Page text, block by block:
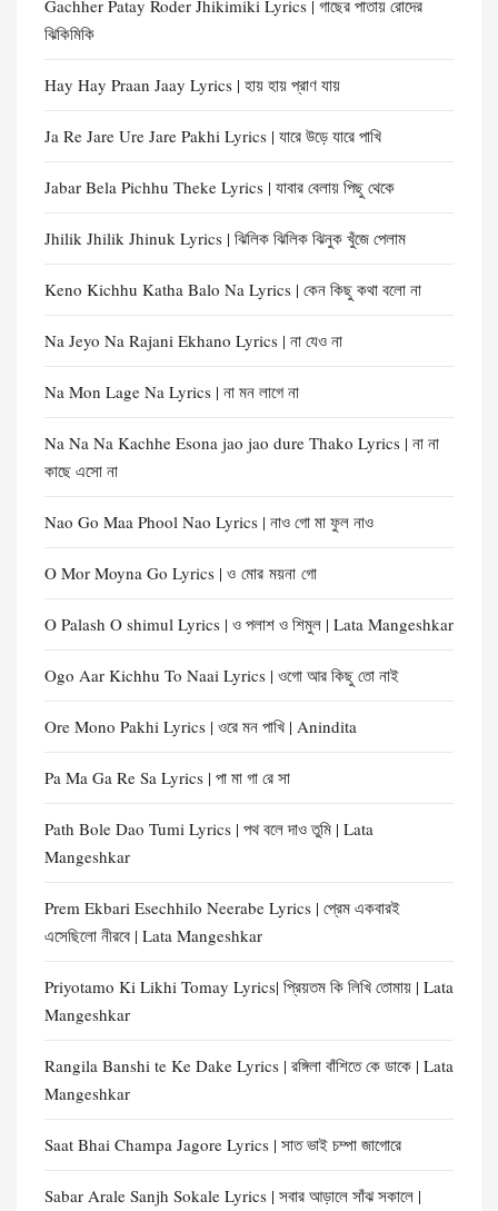
Gachher Patay Roder Jhikimiki Lyrics | গাছের পাতায় রোদের
ঝিকিমিকি
Hay Hay Praan Jaay Lyrics | হায় হায় প্রাণ যায়
Ja Re Jare Ure Jare Pakhi Lyrics | যারে উড়ে যারে পাখি
Jabar Bela Pichhu Theke Lyrics | যাবার বেলায় পিছু থেকে
Jhilik Jhilik Jhinuk Lyrics | ঝিলিক ঝিলিক ঝিনুক খুঁজে পেলাম
Keno Kichhu Katha Balo Na Lyrics | কেন কিছু কথা বলো না
Na Jeyo Na Rajani Ekhano Lyrics | না যেও না
Na Mon Lage Na Lyrics | না মন লাগে না
Na Na Na Kachhe Esona jao jao dure Thako Lyrics | না না
কাছে এসো না
Nao Go Maa Phool Nao Lyrics | নাও গো মা ফুল নাও
O Mor Moyna Go Lyrics | ও মোর ময়না গো
O Palash O shimul Lyrics | ও পলাশ ও শিমুল | Lata Mangeshkar
Ogo Aar Kichhu To Naai Lyrics | ওগো আর কিছু তো নাই
Ore Mono Pakhi Lyrics | ওরে মন পাখি | Anindita
Pa Ma Ga Re Sa Lyrics | পা মা গা রে সা
Path Bole Dao Tumi Lyrics | পথ বলে দাও তুমি | Lata
Mangeshkar
Prem Ekbari Esechhilo Neerabe Lyrics | প্রেম একবারই
এসেছিলো নীরবে | Lata Mangeshkar
Priyotamo Ki Likhi Tomay Lyrics| প্রিয়তম কি লিখি তোমায় | Lata
Mangeshkar
Rangila Banshi te Ke Dake Lyrics | রঙ্গিলা বাঁশিতে কে ডাকে | Lata
Mangeshkar
Saat Bhai Champa Jagore Lyrics | সাত ভাই চম্পা জাগোরে
Sabar Arale Sanjh Sokale Lyrics | সবার আড়ালে সাঁঝ সকালে |